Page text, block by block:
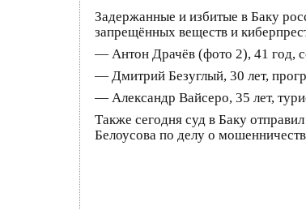
Задержанные и избитые в Баку
запрещённых веществ и
— Антон Драчёв (фото 2), 41 год,
— Дмитрий Безуглый, 30 лет,
— Александр Вайсеро, 35 лет,
Также сегодня суд в Баку
Белоусова по делу о